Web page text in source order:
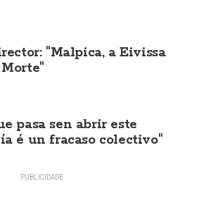
"Malpica, a Eivissa
pasa sen abrir este
é un fracaso colectivo"